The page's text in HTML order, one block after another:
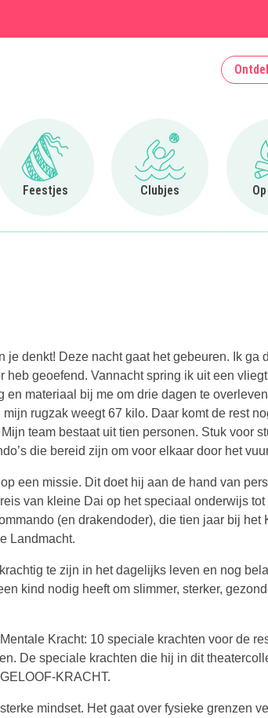
Feestjes
Ga naar Feestjes
Clubjes
Ga naar Clubjes
je denkt! Deze nacht gaat het gebeuren. Ik ga
heb geoefend. Vannacht spring ik uit een
en materiaal bij me om drie dagen te
rugzak weegt 67 kilo. Daar komt de rest
team bestaat uit tien personen. Stuk voor
die bereid zijn om voor elkaar door het
een missie. Dit doet hij aan de hand van
van kleine Dai op het speciaal onderwijs tot
(en drakendoder), die tien jaar bij het
Landmacht.
te zijn in het dagelijks leven en nog
kind nodig heeft om slimmer, sterker,
Kracht: 10 speciale krachten voor de
De speciale krachten die hij in dit
KRACHT.
mindset. Het gaat over fysieke grenzen